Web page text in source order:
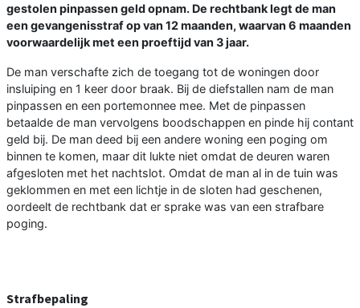
gestolen pinpassen geld opnam. De rechtbank legt de man
een gevangenisstraf op van 12 maanden, waarvan 6 maanden
voorwaardelijk met een proeftijd van 3 jaar.
De man verschafte zich de toegang tot de woningen door
insluiping en 1 keer door braak. Bij de diefstallen nam de man
pinpassen en een portemonnee mee. Met de pinpassen
betaalde de man vervolgens boodschappen en pinde hij contant
geld bij. De man deed bij een andere woning een poging om
binnen te komen, maar dit lukte niet omdat de deuren waren
afgesloten met het nachtslot. Omdat de man al in de tuin was
geklommen en met een lichtje in de sloten had geschenen,
oordeelt de rechtbank dat er sprake was van een strafbare
poging.
Strafbepaling